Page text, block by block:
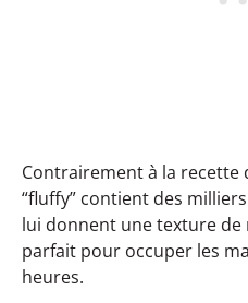
Contrairement à la recette
“fluffy” contient des
lui donnent une texture de
parfait pour occuper les
heures.